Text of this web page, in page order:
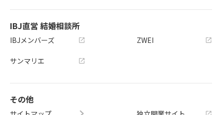
IBJ直営 結婚相談所
IBJメンバーズ
サンマリエ
ZWEI
その他